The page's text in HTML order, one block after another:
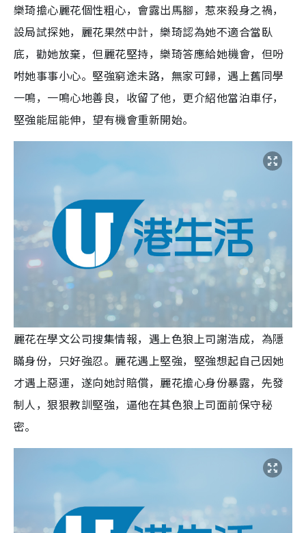
樂琦擔心麗花個性粗心，會露出馬腳，惹來殺身之禍，
設局試探她，麗花果然中計，樂琦認為她不適合當臥
底，勸她放棄，但麗花堅持，樂琦答應給她機會，但吩
咐她事事小心。堅強窮途未路，無家可歸，遇上舊同學
一鳴，一鳴心地善良，收留了他，更介紹他當泊車仔，
堅強能屈能伸，望有機會重新開始。
麗花在學文公司搜集情報，遇上色狼上司謝浩成，為隱
瞞身份，只好強忍。麗花遇上堅強，堅強想起自己因她
才遇上惡運，遂向她討賠償，麗花擔心身份暴露，先發
制人，狠狠教訓堅強，逼他在其色狼上司面前保守秘
密。